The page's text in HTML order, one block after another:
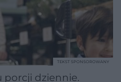
porcji dziennie.
TEKST SPONSOROWANY